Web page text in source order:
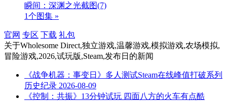
瞬间：深渊之光截图(7)
1个图集 »
官网 专区 下载 礼包
关于Wholesome Direct,独立游戏,温馨游戏,模拟游戏,农场模拟,
冒险游戏,2026,试玩版,Steam,发布日 的新闻
《战争机器：事变日》多人测试Steam在线峰值打破系列
历史纪录 2026-08-09
《控制：共振》13分钟试玩 四面八方的火车有点酷